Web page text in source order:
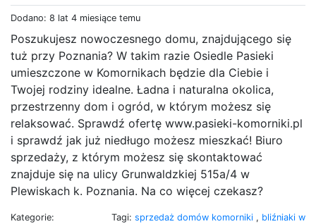
Dodano: 8 lat 4 miesiące temu
Poszukujesz nowoczesnego domu, znajdującego się
tuż przy Poznania? W takim razie Osiedle Pasieki
umieszczone w Komornikach będzie dla Ciebie i
Twojej rodziny idealne. Ładna i naturalna okolica,
przestrzenny dom i ogród, w którym możesz się
relaksować. Sprawdź ofertę www.pasieki-komorniki.pl
i sprawdź jak już niedługo możesz mieszkać! Biuro
sprzedaży, z którym możesz się skontaktować
znajduje się na ulicy Grunwaldzkiej 515a/4 w
Plewiskach k. Poznania. Na co więcej czekasz?
Kategorie:
Tagi: sprzedaż domów komorniki , bliźniaki w